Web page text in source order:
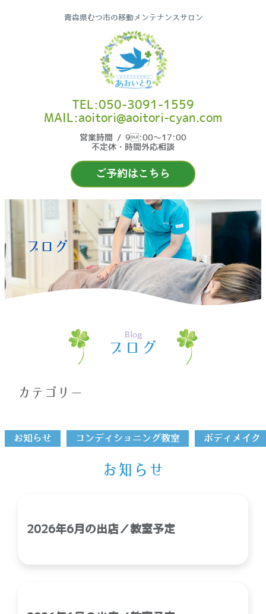
青森県むつ市の移動メンテナンスサロン
ご予約はこちら
TEL:050-3091-1559
MAIL:aoitori@aoitori-cyan.com
営業時間 / 9:00〜17:00
不定休・時間外応相談
ブログ
Blog
ブログ
カテゴリー
お知らせ コンディショニング教室 ボディメイク
お知らせ
2026年6月の出店／教室予定